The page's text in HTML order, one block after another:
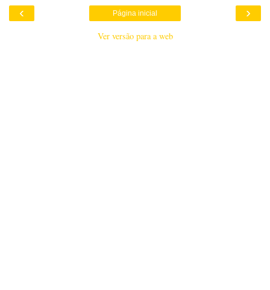
‹ ›
Página inicial
Ver versão para a web